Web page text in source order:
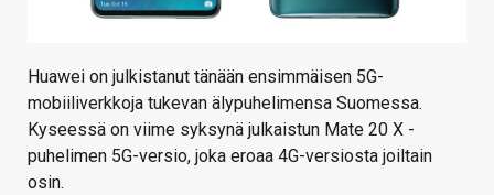
Huawei on julkistanut tänään ensimmäisen 5G-
mobiiliverkkoja tukevan älypuhelimensa Suomessa.
Kyseessä on viime syksynä julkaistun Mate 20 X -
puhelimen 5G-versio, joka eroaa 4G-versiosta joiltain
osin.